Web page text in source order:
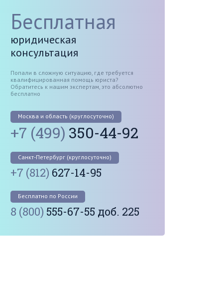
Бесплатная
юридическая
консультация
Попали в сложную ситуацию, где требуется
квалифицированная помощь юриста?
Обратитесь к нашим экспертам, это абсолютно
бесплатно
Москва и область (круглосуточно)
+7 (499) 350-44-92
Санкт-Петербург (круглосуточно)
+7 (812) 627-14-95
Бесплатно по России
8 (800) 555-67-55 доб. 225